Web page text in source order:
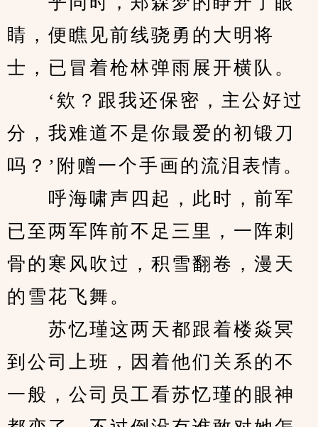
睛，便瞧见前线骁勇的大明将
士，已冒着枪林弹雨展开横队。
‘欸？跟我还保密，主公好过
分，我难道不是你最爱的初锻刀
吗？’附赠一个手画的流泪表情。
呼海啸声四起，此时，前军
已至两军阵前不足三里，一阵刺
骨的寒风吹过，积雪翻卷，漫天
的雪花飞舞。
苏忆瑾这两天都跟着楼焱冥
到公司上班，因着他们关系的不
一般，公司员工看苏忆瑾的眼神